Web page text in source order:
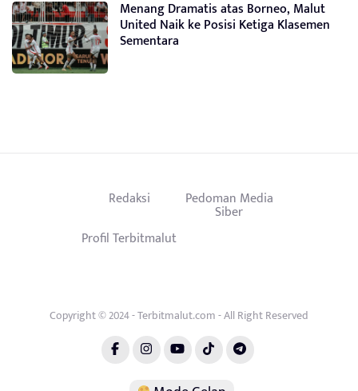
Menang Dramatis atas Borneo, Malut
United Naik ke Posisi Ketiga Klasemen
Sementara
Redaksi Pedoman Media
Siber
Profil Terbitmalut
Copyright © 2024 - Terbitmalut.com - All Right Reserved